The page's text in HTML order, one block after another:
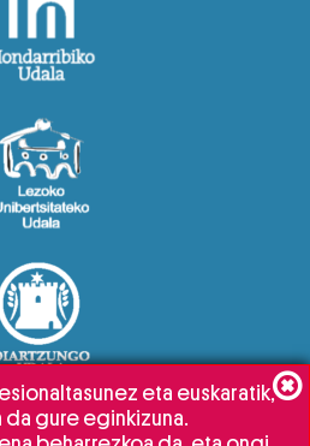
eta euskaratik,
gure eginkizuna.